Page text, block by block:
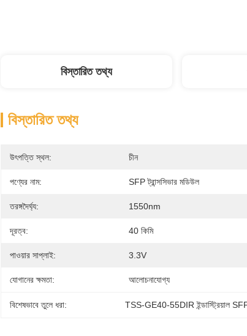
বিস্তারিত তথ্য
বিস্তারিত তথ্য
উৎপত্তি স্থল: চীন
পণ্যের নাম: SFP ট্রান্সসিভার মডিউল
তরঙ্গদৈর্ঘ্য: 1550nm
দূরত্ব: 40 কিমি
পাওয়ার সাপ্লাই: 3.3V
যোগানের ক্ষমতা: আলোচনাযোগ্য
বিশেষভাবে তুলে ধরা: TSS-GE40-55DIR ইন্ডাস্ট্রিয়াল SFP